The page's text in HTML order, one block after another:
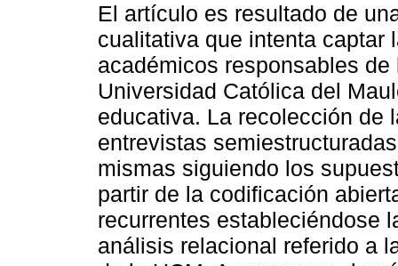
El artículo es resultado de
cualitativa que intenta captar
académicos responsables
Universidad Católica del
educativa. La recolección de
entrevistas
mismas siguiendo los
partir de la codificación
recurrentes estableciéndose
análisis relacional referido a